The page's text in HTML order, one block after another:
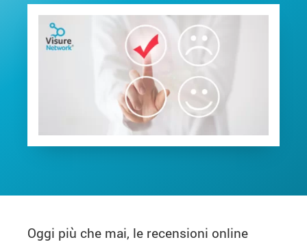
Oggi più che mai, le recensioni online